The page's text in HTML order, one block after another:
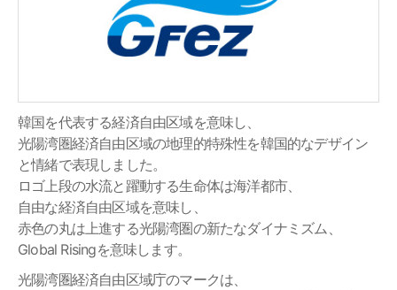
韓国を代表する経済自由区域を意味し、
光陽湾圏経済自由区域の地理的特殊性を韓国的なデザイン
と情緒で表現しました。
ロゴ上段の水流と躍動する生命体は海洋都市、
自由な経済自由区域を意味し、
赤色の丸は上進する光陽湾圏の新たなダイナミズム、
Global Risingを意味します。
光陽湾圏経済自由区域庁のマークは、